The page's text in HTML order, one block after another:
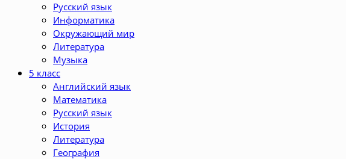
Русский язык
Информатика
Окружающий мир
Литература
Музыка
5 класс
Английский язык
Математика
Русский язык
История
Литература
География